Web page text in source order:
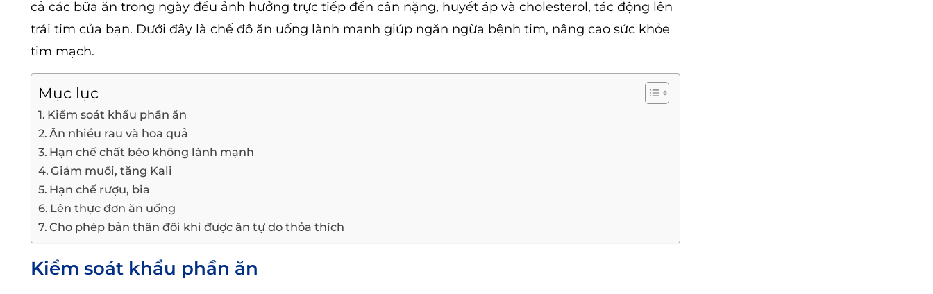
cả các bữa ăn trong ngày đều ảnh hưởng trực tiếp đến cân nặng, huyết áp và cholesterol, tác động lên
trái tim của bạn. Dưới đây là chế độ ăn uống lành mạnh giúp ngăn ngừa bệnh tim, nâng cao sức khỏe
tim mạch.
Mục lục
Kiểm soát khẩu phần ăn
Ăn nhiều rau và hoa quả
Hạn chế chất béo không lành mạnh
Giảm muối, tăng Kali
Hạn chế rượu, bia
Lên thực đơn ăn uống
Cho phép bản thân đôi khi được ăn tự do thỏa thích
Kiểm soát khẩu phần ăn